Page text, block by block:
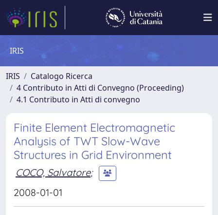
IRIS
IRIS
Catalogo Ricerca
4 Contributo in Atti di Convegno (Proceeding)
4.1 Contributo in Atti di convegno
Finite Element Electromagnetic
Analysis of TWT Slow-Wave
Structures in Grid Environment
COCO, Salvatore;
2008-01-01